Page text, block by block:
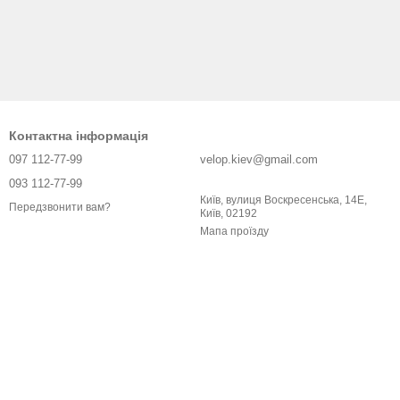
Контактна інформація
097 112-77-99
093 112-77-99
Передзвонити вам?
velop.kiev@gmail.com
Київ, вулиця Воскресенська, 14Е,
Київ, 02192
Мапа проїзду